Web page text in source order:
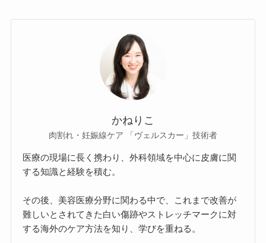
かねりこ
肉割れ・妊娠線ケア 「ヴェルスカー」技術者
医療の現場に長く携わり、外科領域を中心に皮膚に関
する知識と経験を積む。
その後、美容医療分野に関わる中で、これまで改善が
難しいとされてきた白い傷跡やストレッチマークに対
する海外のケア方法を知り、学びを重ねる。